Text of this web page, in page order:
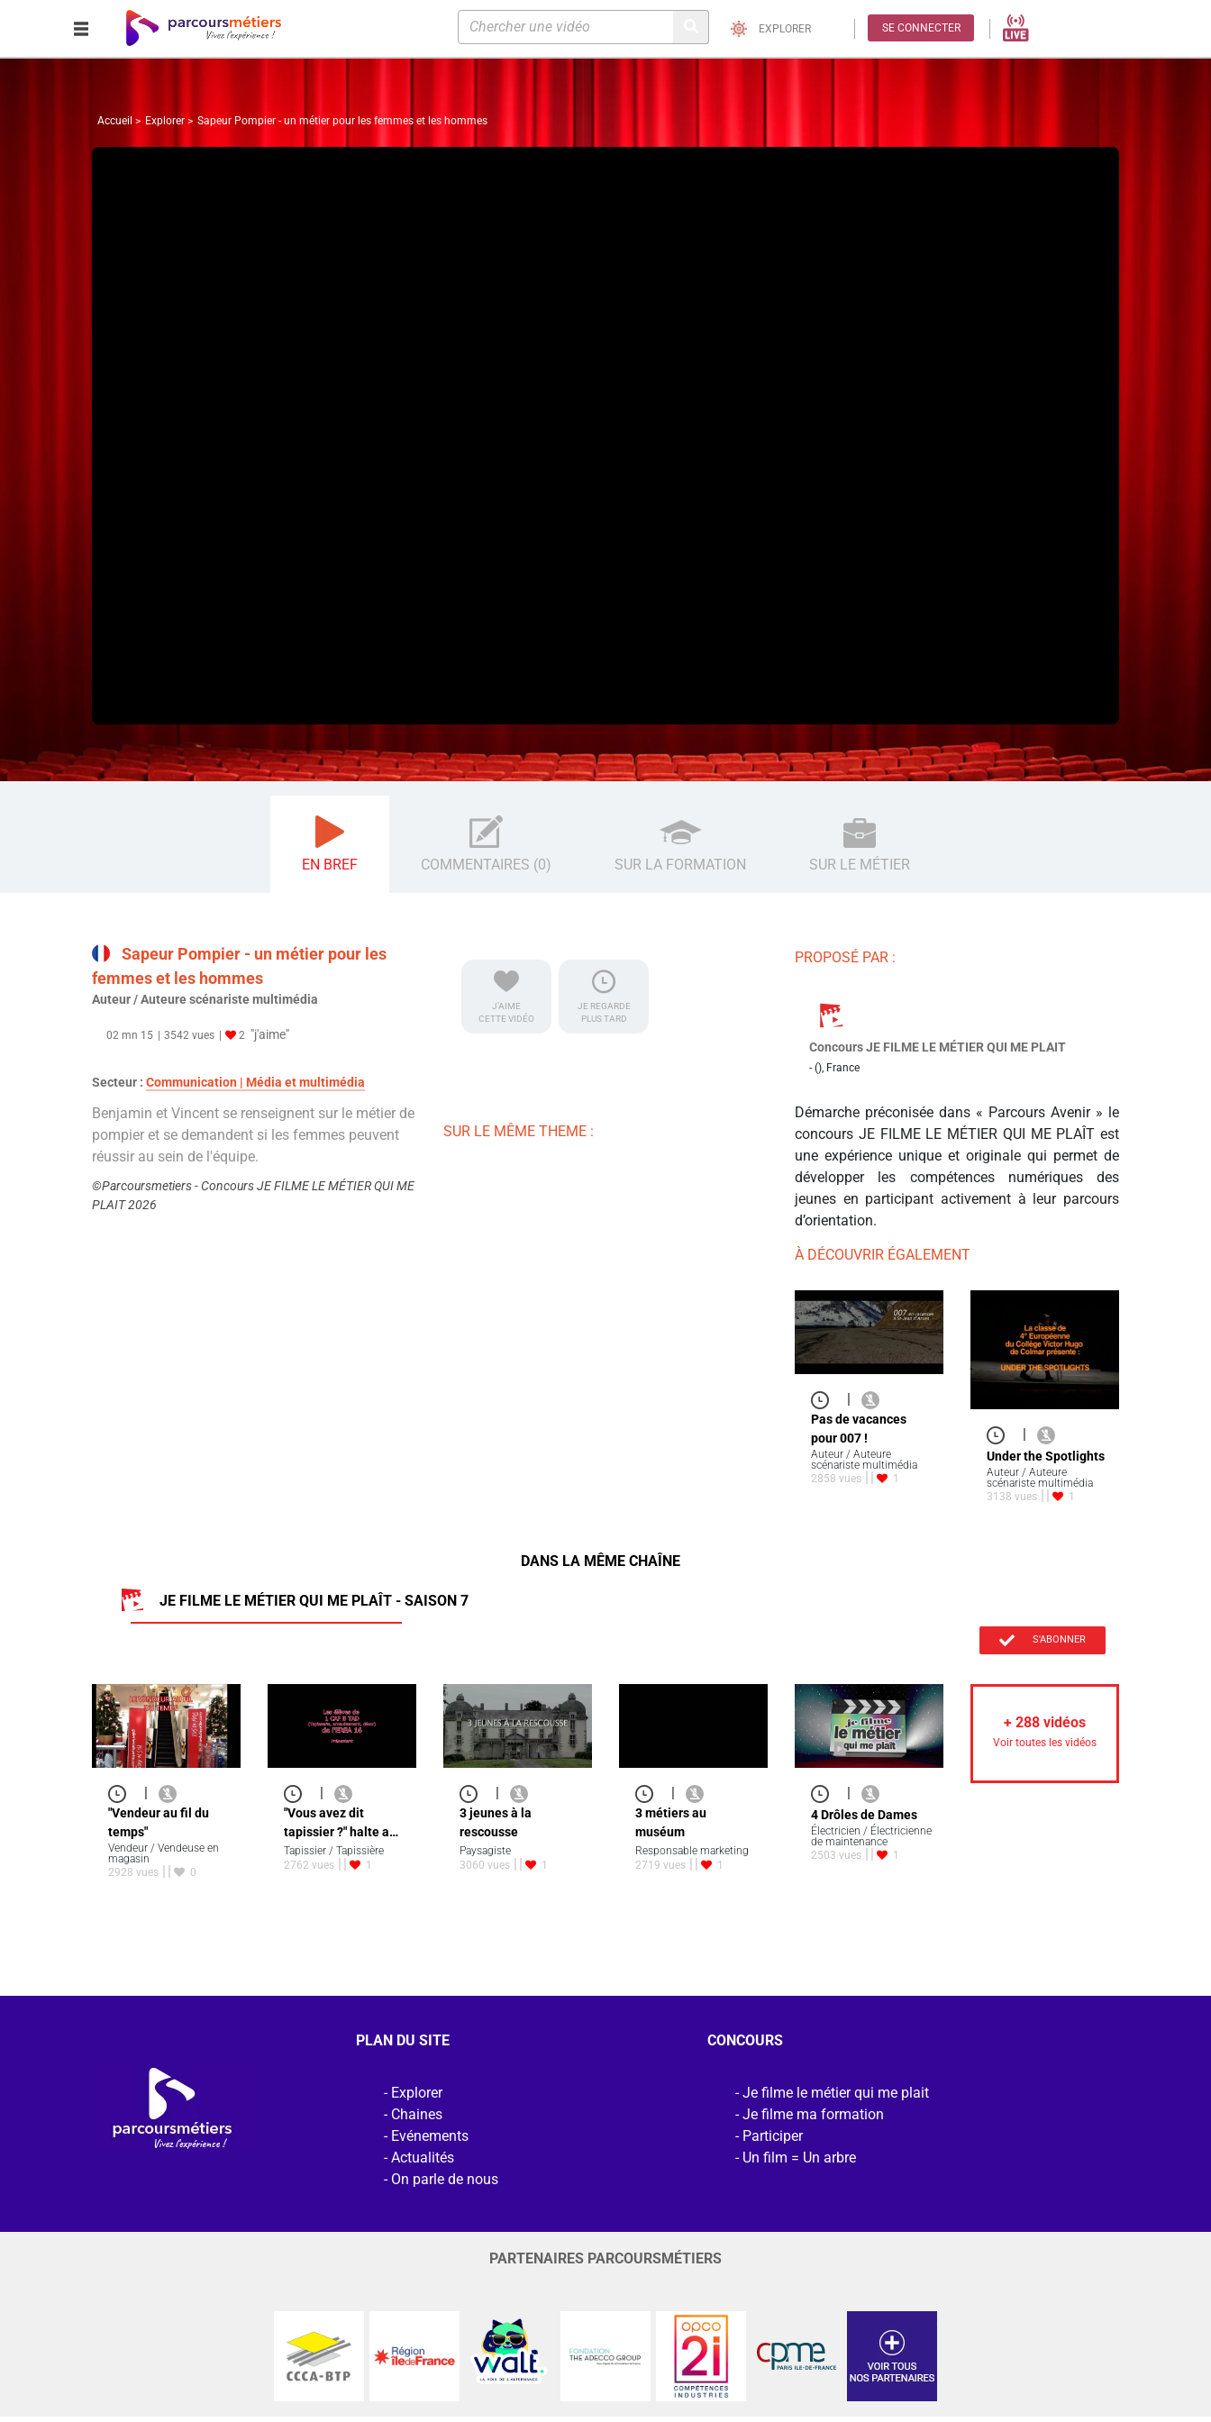
EXPLORER SE CONNECTER
Accueil Explorer Sapeur Pompier - un métier pour les femmes et les hommes
EN BREF COMMENTAIRES (0) SUR LA FORMATION SUR LE MÉTIER
Sapeur Pompier - un métier pour les
femmes et les hommes
Auteur / Auteure scénariste multimédia
02 mn 15 3542 vues 2 "j'aime"
Secteur : Communication | Média et multimédia
Benjamin et Vincent se renseignent sur le métier de
pompier et se demandent si les femmes peuvent
réussir au sein de l'équipe.
©Parcoursmetiers - Concours JE FILME LE MÉTIER QUI ME
PLAIT 2026
J'AIME
CETTE VIDÉO
JE REGARDE
PLUS TARD
SUR LE MÊME THEME :
PROPOSÉ PAR :
Concours JE FILME LE MÉTIER QUI ME PLAIT
- (), France
Démarche préconisée dans « Parcours Avenir » le
concours JE FILME LE MÉTIER QUI ME PLAÎT est
une expérience unique et originale qui permet de
développer les compétences numériques des
jeunes en participant activement à leur parcours
d’orientation.
À DÉCOUVRIR ÉGALEMENT
Pas de vacances
pour 007 !
Auteur / Auteure
scénariste multimédia
2858 vues
1
Under the Spotlights
Auteur / Auteure
scénariste multimédia
3138 vues
1
DANS LA MÊME CHAÎNE
JE FILME LE MÉTIER QUI ME PLAÎT - SAISON 7
S'ABONNER
"Vendeur au fil du
temps"
Vendeur / Vendeuse en
magasin
2928 vues
0
"Vous avez dit
tapissier ?" halte a…
Tapissier / Tapissière
2762 vues
1
3 jeunes à la
rescousse
Paysagiste
3060 vues
1
3 métiers au
muséum
Responsable marketing
2719 vues
1
4 Drôles de Dames
Électricien / Électricienne
de maintenance
2503 vues
1
+ 288 vidéos
Voir toutes les vidéos
PLAN DU SITE
Explorer
Chaines
Evénements
Actualités
On parle de nous
CONCOURS
Je filme le métier qui me plait
Je filme ma formation
Participer
Un film = Un arbre
PARTENAIRES PARCOURSMÉTIERS